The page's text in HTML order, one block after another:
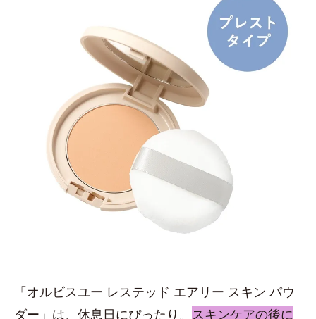
「オルビスユー レステッド エアリー スキン パウ
ダー」は、休息日にぴったり。 スキンケアの後に